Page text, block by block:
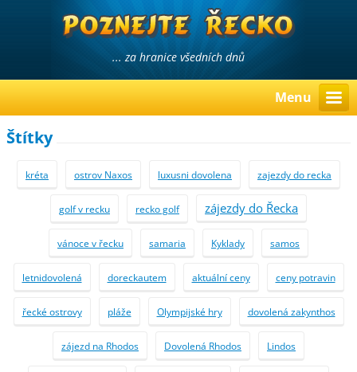
... za hranice všedních dnů
Menu
Štítky
kréta ostrov Naxos luxusni dovolena zajezdy do recka
golf v recku recko golf zájezdy do Řecka
vánoce v řecku samaria Kyklady samos
letnidovolená doreckautem aktuální ceny ceny potravin
řecké ostrovy pláže Olympijské hry dovolená zakynthos
zájezd na Rhodos Dovolená Rhodos Lindos